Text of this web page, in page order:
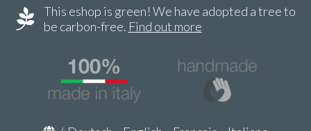
This eshop is green! We have adopted a tree to
be carbon-free. Find out more